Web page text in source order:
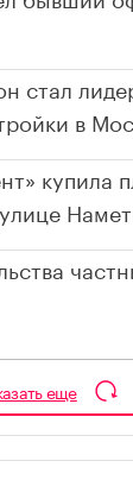
стал
в
купила
еще